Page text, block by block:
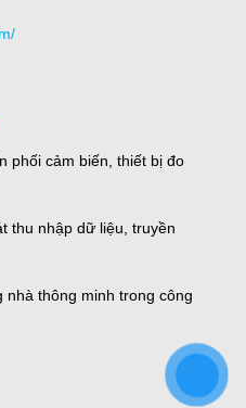
phối cảm biến, thiết bị đo
thu nhập dữ liệu, truyền
nhà thông minh trong công